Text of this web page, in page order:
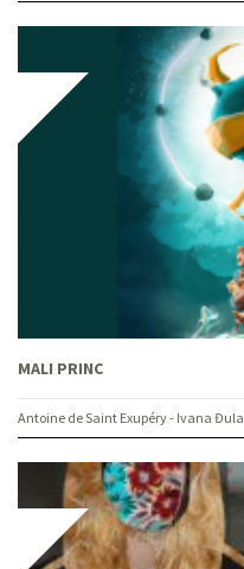
MALI PRINC
Antoine de Saint Exupéry - Ivana Đula